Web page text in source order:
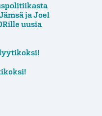
ja Joel
uusia